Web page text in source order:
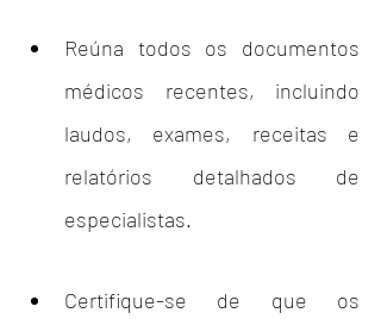
Reúna todos os documentos
médicos recentes, incluindo
laudos, exames, receitas e
relatórios detalhados de
especialistas.
Certifique-se de que os